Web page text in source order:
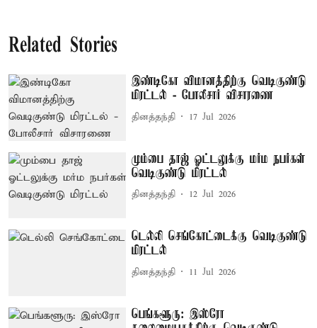
Related Stories
இண்டிகோ விமானத்திற்கு வெடிகுண்டு
மிரட்டல் - போலீசார் விசாரணை
தினத்தந்தி 17 Jul 2026
மும்பை தாஜ் ஓட்டலுக்கு மர்ம நபர்கள்
வெடிகுண்டு மிரட்டல்
தினத்தந்தி 12 Jul 2026
டெல்லி செங்கோட்டைக்கு வெடிகுண்டு
மிரட்டல்
தினத்தந்தி 11 Jul 2026
பெங்களூரு: இஸ்ரோ